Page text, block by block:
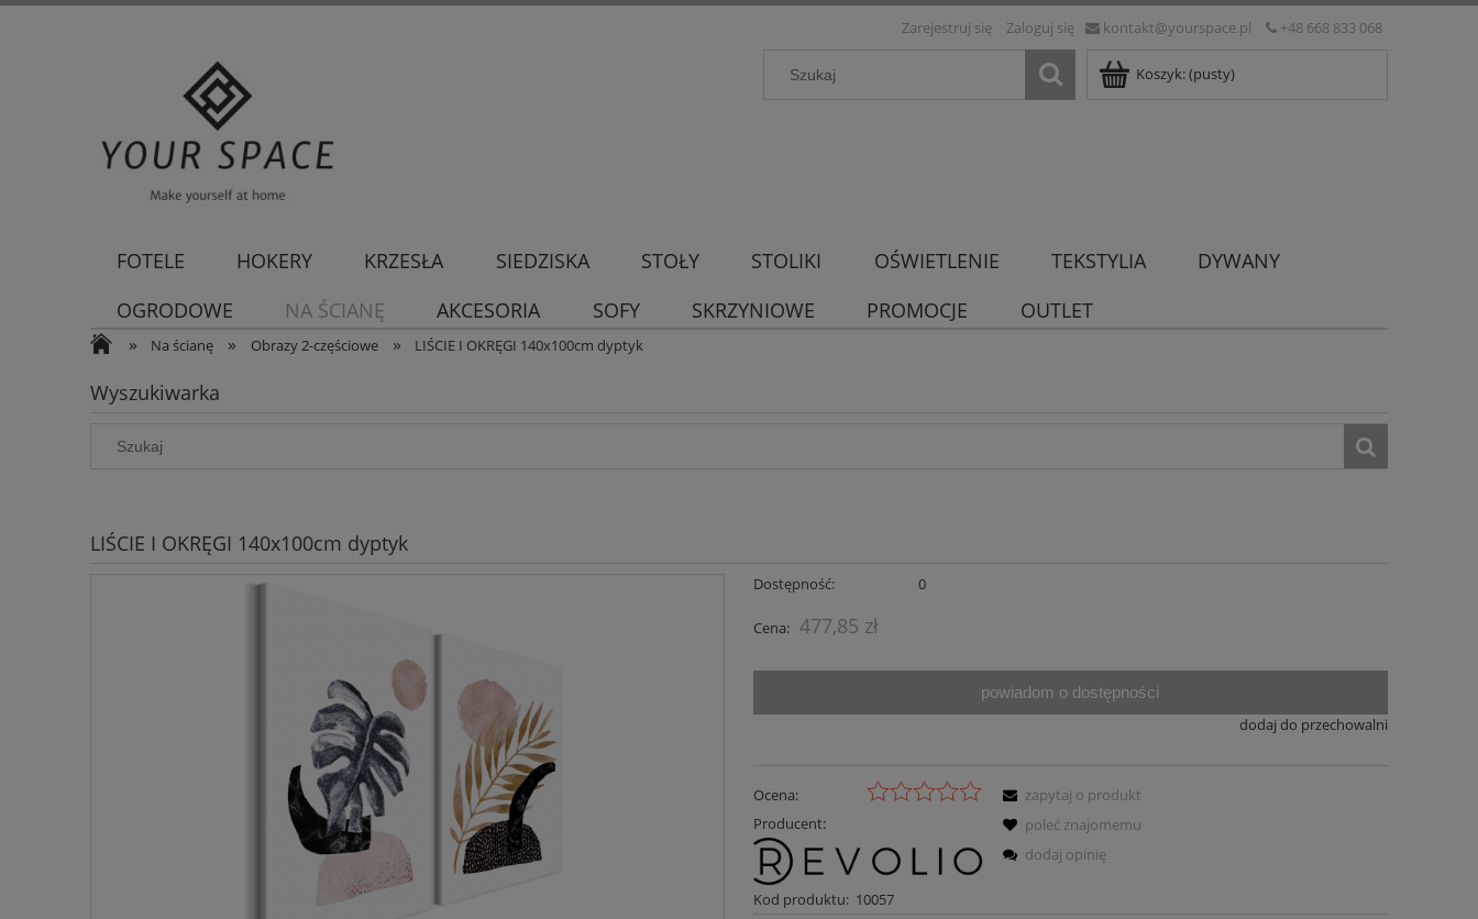
kontakt@yourspace.pl +48 668 833 068
Zarejestruj się Zaloguj się
Koszyk:(pusty)
FOTELE HOKERY KRZESŁA SIEDZISKA STOŁY STOLIKI OŚWIETLENIE TEKSTYLIA
DYWANY
OGRODOWE
NA ŚCIANĘ AKCESORIA SOFY SKRZYNIOWE PROMOCJE OUTLET
» Na ścianę » Obrazy 2-częściowe » LIŚCIE I OKRĘGI 140x100cm dyptyk
Wyszukiwarka
LIŚCIE I OKRĘGI 140x100cm dyptyk
Dostępność: 0
Cena: 477,85 zł
powiadom o dostępności
dodaj do przechowalni
Ocena:
Producent:
Kod produktu: 10057
zapytaj o produkt
poleć znajomemu
dodaj opinię